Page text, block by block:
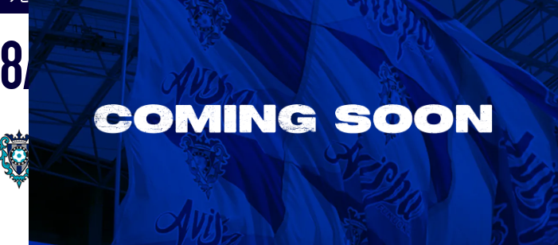
8/15Sat. 19:00
VS
8/22Sat. 18:00
VS
AWAY